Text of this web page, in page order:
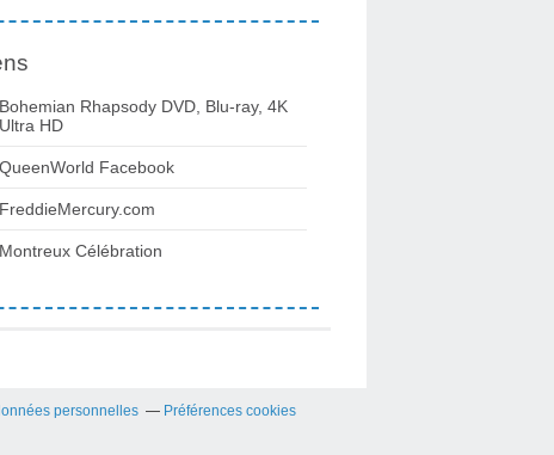
Bohemian Rhapsody DVD, Blu-ray, 4K
Ultra HD
QueenWorld Facebook
FreddieMercury.com
Montreux Célébration
personnelles Préférences cookies